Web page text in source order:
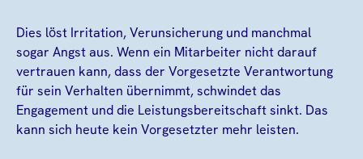
Dies löst Irritation, Verunsicherung und manchmal
sogar Angst aus. Wenn ein Mitarbeiter nicht darauf
vertrauen kann, dass der Vorgesetzte Verantwortung
für sein Verhalten übernimmt, schwindet das
Engagement und die Leistungsbereitschaft sinkt. Das
kann sich heute kein Vorgesetzter mehr leisten.